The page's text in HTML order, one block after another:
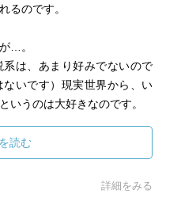
るのです。
…。
は、あまり好みでないので
いです）現実世界から、い
いうのは大好きなのです。
ンタジーなのかもしれない
と繋がっている…という実感
きなのかなぁ？なんて、思
読む
詳細をみる